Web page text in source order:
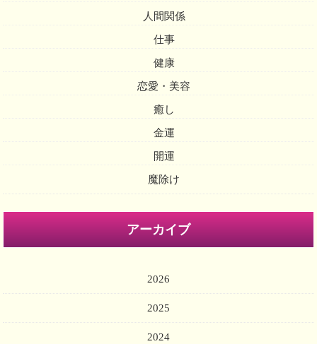
人間関係
仕事
健康
恋愛・美容
癒し
金運
開運
魔除け
アーカイブ
2026
2025
2024